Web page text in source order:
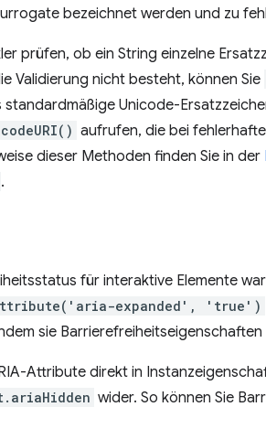
bezeichnet werden und zu
prüfen, ob ein String einzelne
Validierung nicht besteht, können Sie
Unicode-
aufrufen, die bei
dieser Methoden finden Sie in der
.
für interaktive Elemente
expanded', 'true')
sie
Attribute direkt in
wider. So können Sie